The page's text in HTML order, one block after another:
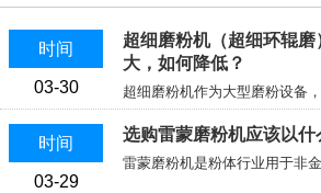
时间
03-30
超细磨粉机（超细环辊
大，如何降低？
超细磨粉机作为大型磨粉设备
时间
03-29
选购雷蒙磨粉机应该以什
雷蒙磨粉机是粉体行业用于非